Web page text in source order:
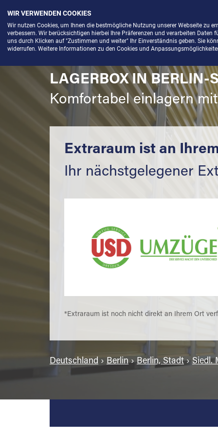
Menü
LAGERBOX IN BERLIN-
Komfortabel einlagern
Extraraum ist an
Ihr nächstgelegener
*Extraraum ist noch nicht direkt an Ihrem Ort
Deutschland › Berlin›Berlin, Stadt› Siedl.
WIR VERWENDEN COOKIES
Wir nutzen Cookies, um Ihnen die bestmögliche Nutzung unserer Webseite zu
verbessern. Wir berücksichtigen hierbei Ihre Präferenzen und verarbeiten
uns durch Klicken auf "Zustimmen und weiter" Ihr Einverständnis geben. Sie
widerrufen. Weitere Informationen zu den Cookies und